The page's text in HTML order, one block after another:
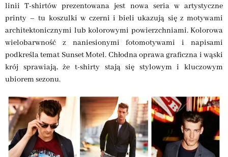
linii T-shirtów prezentowana jest nowa seria w artystyczne
printy – tu koszulki w czerni i bieli ukazują się z motywami
architektonicznymi lub kolorowymi powierzchniami. Kolorowa
wielobarwność z naniesionymi fotomotywami i napisami
podkreśla temat Sunset Motel. Chłodna oprawa graficzna i wąski
krój sprawiają, że t-shirty stają się stylowym i kluczowym
ubiorem sezonu.